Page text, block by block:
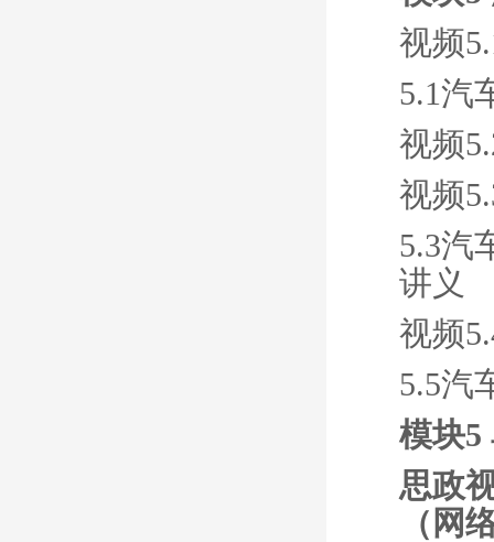
视频
5.1汽
视频
视频
5.3汽
讲义
视频
5.5汽
模块5
思政
（网